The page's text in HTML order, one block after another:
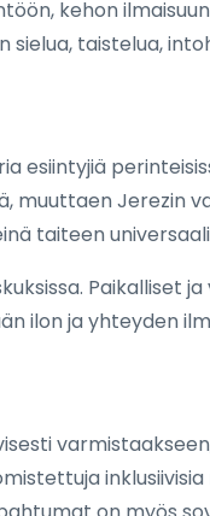
kehon ilmaisuun
taistelua,
esiintyjiä
muuttaen Jerezin
taiteen
Paikalliset
ilon ja yhteyden
inklusiivisia